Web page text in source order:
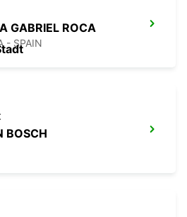
GABRIEL ROCA
- SPAIN
BOSCH